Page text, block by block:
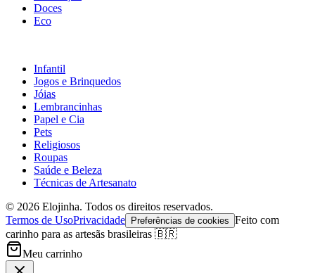
Doces
Eco
Infantil
Jogos e Brinquedos
Jóias
Lembrancinhas
Papel e Cia
Pets
Religiosos
Roupas
Saúde e Beleza
Técnicas de Artesanato
© 2026 Elojinha. Todos os direitos reservados.
Termos de UsoPrivacidade Preferências de cookies Feito com
carinho para as artesãs brasileiras 🇧🇷
Meu carrinho